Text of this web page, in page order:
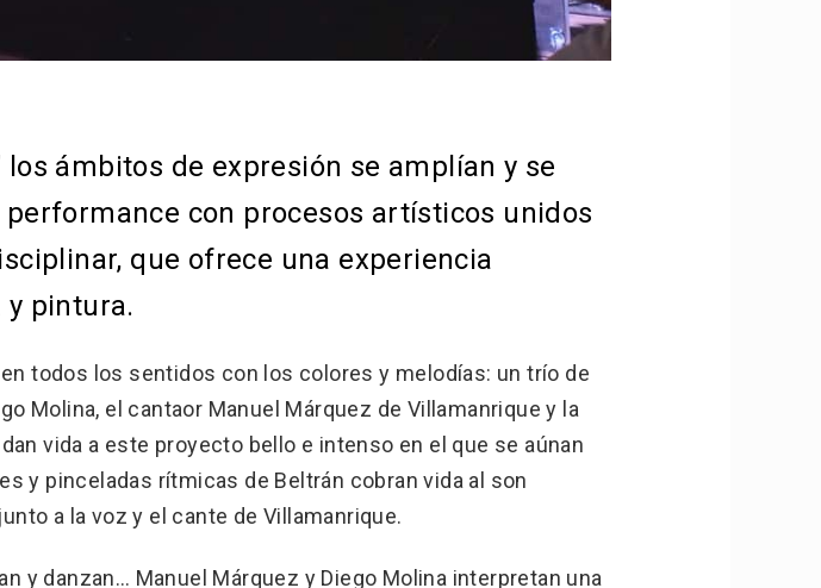
los ámbitos de expresión se amplían y se
con procesos artísticos unidos
que ofrece una experiencia
y pintura.
todos los sentidos con los colores y melodías: un trío de
Molina, el cantaor Manuel Márquez de Villamanrique y la
vida a este proyecto bello e intenso en el que se aúnan
y pinceladas rítmicas de Beltrán cobran vida al son
a la voz y el cante de Villamanrique.
y danzan… Manuel Márquez y Diego Molina interpretan una